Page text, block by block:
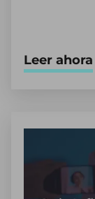
Leer ahora